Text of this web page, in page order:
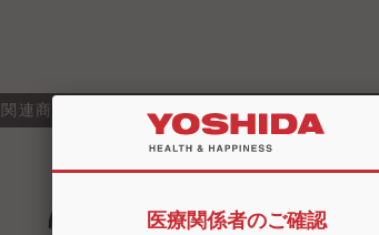
関連商品・類似商品
医療関係者のご確認